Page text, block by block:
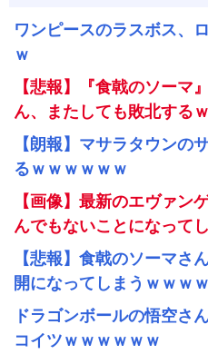
ワンピースのラスボス、
ｗ
【悲報】『食戟のソーマ
ん、またしても敗北する
【朗報】マサラタウンの
るｗｗｗｗｗｗ
【画像】最新のエヴァン
んでもないことになって
【悲報】食戟のソーマさ
開になってしまうｗｗｗ
ドラゴンボールの悟空さ
コイツｗｗｗｗｗｗ